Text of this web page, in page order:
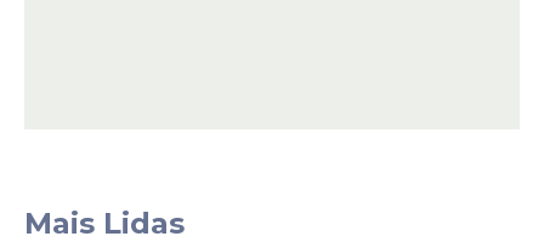
Mais Lidas